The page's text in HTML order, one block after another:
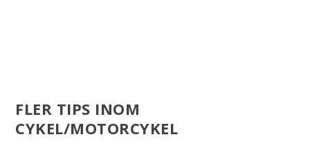
FLER TIPS INOM
CYKEL/MOTORCYKEL